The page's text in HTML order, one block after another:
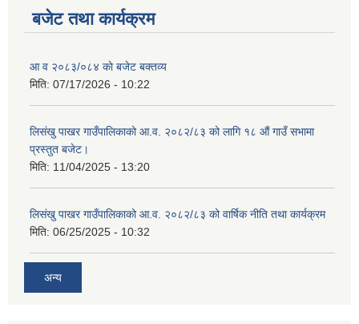
बजेट तथा कार्यक्रम
आ व २०८३/०८४ काे बजेट बक्तव्य
मिति: 07/17/2026 - 10:22
लिसंखु पाखर गाउँपालिकाको आ.व. २०८२/८३ को लागि १८ औं गाउँ सभामा
प्रस्तुत बजेट।
मिति: 11/04/2025 - 13:20
लिसंखु पाखर गाउँपालिकाको आ.व. २०८२/८३ को वार्षिक नीति तथा कार्यक्रम
मिति: 06/25/2025 - 10:32
अन्य